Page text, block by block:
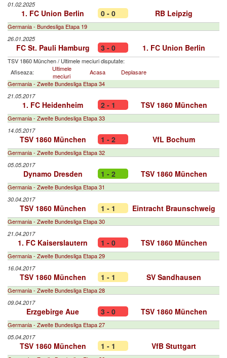
01.02.2025
1. FC Union Berlin 0 - 0 RB Leipzig
Germania - Bundesliga Etapa 19
26.01.2025
FC St. Pauli Hamburg 3 - 0 1. FC Union Berlin
TSV 1860 München/ Ultimele meciuri disputate:
Afiseaza:
Ultimele
meciuri
Acasa
Deplasare
Germania - Zweite Bundesliga Etapa 34
21.05.2017
1. FC Heidenheim 2 - 1 TSV 1860 München
Germania - Zweite Bundesliga Etapa 33
14.05.2017
TSV 1860 München 1 - 2 VfL Bochum
Germania - Zweite Bundesliga Etapa 32
05.05.2017
Dynamo Dresden 1 - 2 TSV 1860 München
Germania - Zweite Bundesliga Etapa 31
30.04.2017
TSV 1860 München 1 - 1 Eintracht Braunschweig
Germania - Zweite Bundesliga Etapa 30
21.04.2017
1. FC Kaiserslautern 1 - 0 TSV 1860 München
Germania - Zweite Bundesliga Etapa 29
16.04.2017
TSV 1860 München 1 - 1 SV Sandhausen
Germania - Zweite Bundesliga Etapa 28
09.04.2017
Erzgebirge Aue 3 - 0 TSV 1860 München
Germania - Zweite Bundesliga Etapa 27
05.04.2017
TSV 1860 München 1 - 1 VfB Stuttgart